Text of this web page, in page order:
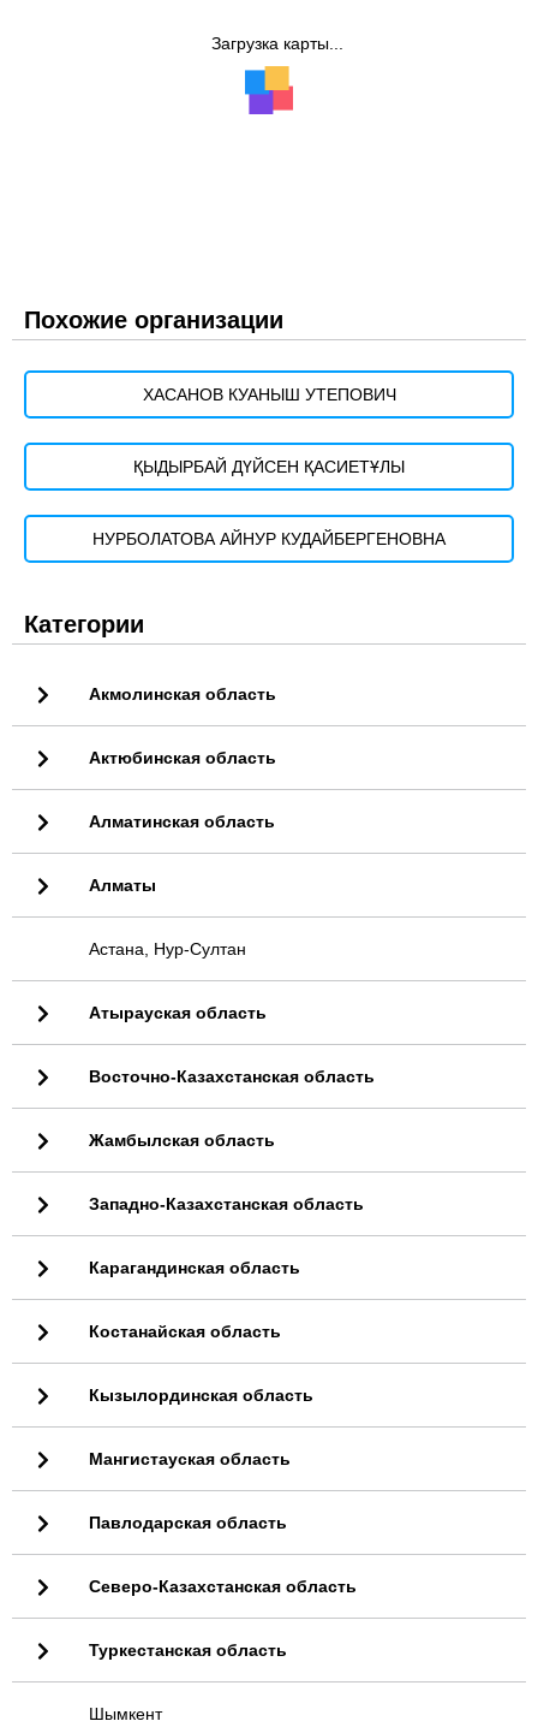
Загрузка карты...
Похожие организации
ХАСАНОВ КУАНЫШ УТЕПОВИЧ
ҚЫДЫРБАЙ ДҮЙСЕН ҚАСИЕТҰЛЫ
НУРБОЛАТОВА АЙНУР КУДАЙБЕРГЕНОВНА
Категории
Акмолинская область
Актюбинская область
Алматинская область
Алматы
Астана, Нур-Султан
Атырауская область
Восточно-Казахстанская область
Жамбылская область
Западно-Казахстанская область
Карагандинская область
Костанайская область
Кызылординская область
Мангистауская область
Павлодарская область
Северо-Казахстанская область
Туркестанская область
Шымкент